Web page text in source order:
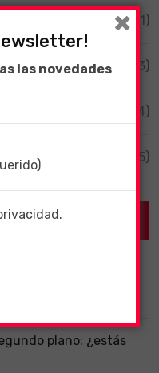
(1)
(3)
(204)
(55)
dentro de una
plano: ¿estás
las novedades
×